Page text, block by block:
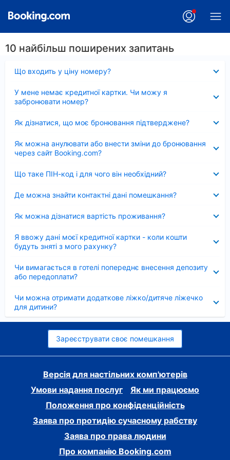
10 найбільш поширених запитань
Що входить у ціну номеру?
У мене немає кредитної картки. Чи можу я
забронювати номер?
Як дізнатися, що моє бронювання підтверджене?
Як можна анулювати або внести зміни до бронювання
через сайт Booking.com?
Що таке ПІН-код і для чого він необхідний?
Де можна знайти контактні дані помешкання?
Як можна дізнатися вартість проживання?
Я ввожу дані моєї кредитної картки - коли кошти
будуть зняті з мого рахунку?
Чи вимагається в готелі попереднє внесення депозиту
або передоплати?
Чи можна отримати додаткове ліжко/дитяче ліжечко
для дитини?
Зареєструвати своє помешкання
Версія для настільних комп'ютерів
Умови надання послуг
Як ми працюємо
Положення про конфіденційність
Заява про протидію сучасному рабству
Заява про права людини
Про компанію Booking.com